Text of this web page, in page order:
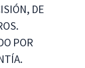
DE
POR